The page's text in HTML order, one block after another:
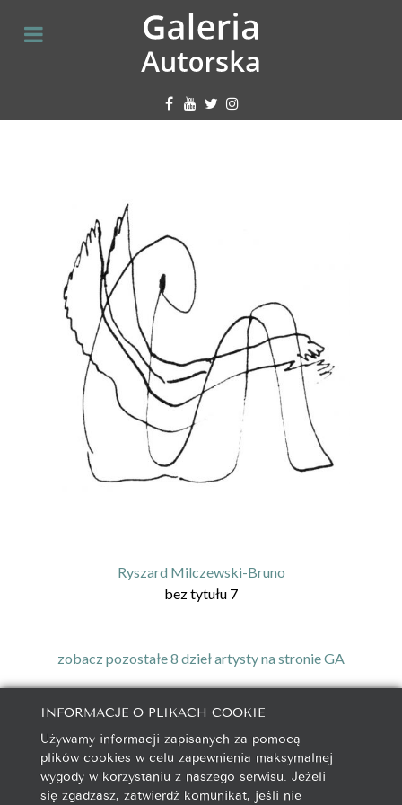
Ryszard Milczewski-Bruno
bez tytułu 7
zobacz pozostałe 8 dzieł artysty na stronie GA
galeria@autorska.pl
608 596 314
85-078 Bydgoszcz, ul. Chocimska 5
INFORMACJE O PLIKACH COOKIE
Używamy informacji zapisanych za pomocą
plików cookies w celu zapewnienia maksymalnej
wygody w korzystaniu z naszego serwisu. Jeżeli
się zgadzasz, zatwierdź komunikat, jeśli nie